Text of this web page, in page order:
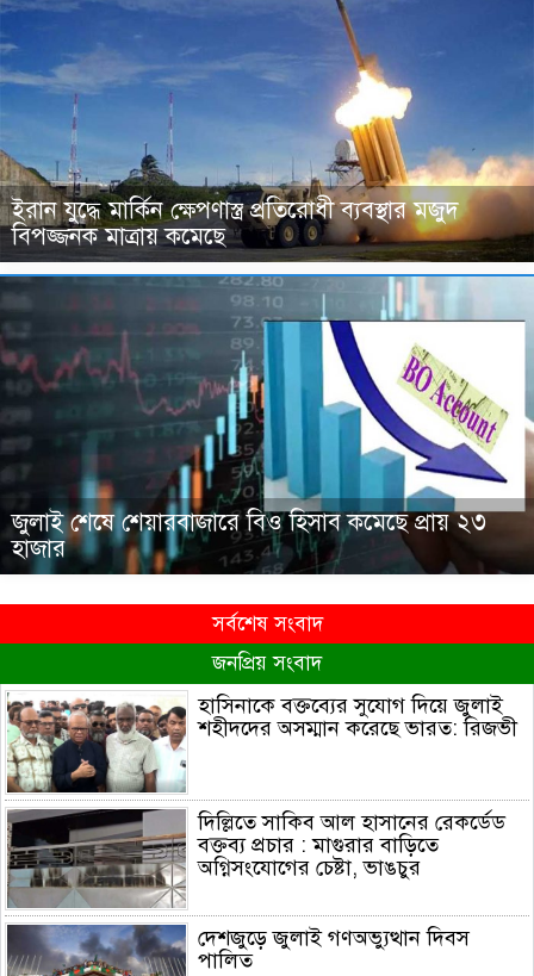
ইরান যুদ্ধে মার্কিন ক্ষেপণাস্ত্র প্রতিরোধী ব্যবস্থার মজুদ
বিপজ্জনক মাত্রায় কমেছে
জুলাই শেষে শেয়ারবাজারে বিও হিসাব কমেছে প্রায় ২৩
হাজার
সর্বশেষ সংবাদ
জনপ্রিয় সংবাদ
হাসিনাকে বক্তব্যের সুযোগ দিয়ে জুলাই
শহীদদের অসম্মান করেছে ভারত: রিজভী
দিল্লিতে সাকিব আল হাসানের রেকর্ডেড
বক্তব্য প্রচার : মাগুরার বাড়িতে
অগ্নিসংযোগের চেষ্টা, ভাঙচুর
দেশজুড়ে জুলাই গণঅভ্যুত্থান দিবস
পালিত